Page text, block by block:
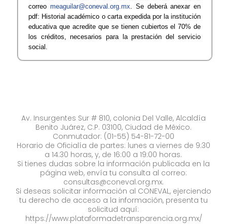
correomeaguilar@coneval.org.mx. Se deberá anexar en
pdf: Historial académico o carta expedida por la institución
educativa que acredite que se tienen cubiertos el 70% de
los créditos, necesarios para la prestación del servicio
social.
Av. Insurgentes Sur # 810, colonia Del Valle, Alcaldía
Benito Juárez, C.P. 03100, Ciudad de México.
Conmutador: (01-55) 54-81-72-00
Horario de Oficialía de partes: lunes a viernes de 9:30
a 14:30 horas, y, de 16:00 a 19:00 horas.
Si tienes dudas sobre la información publicada en la
página web, envía tu consulta al correo:
consultas@coneval.org.mx.
Si deseas solicitar información al CONEVAL, ejerciendo
tu derecho de acceso a la información, presenta tu
solicitud aquí:
https://www.plataformadetransparencia.org.mx/